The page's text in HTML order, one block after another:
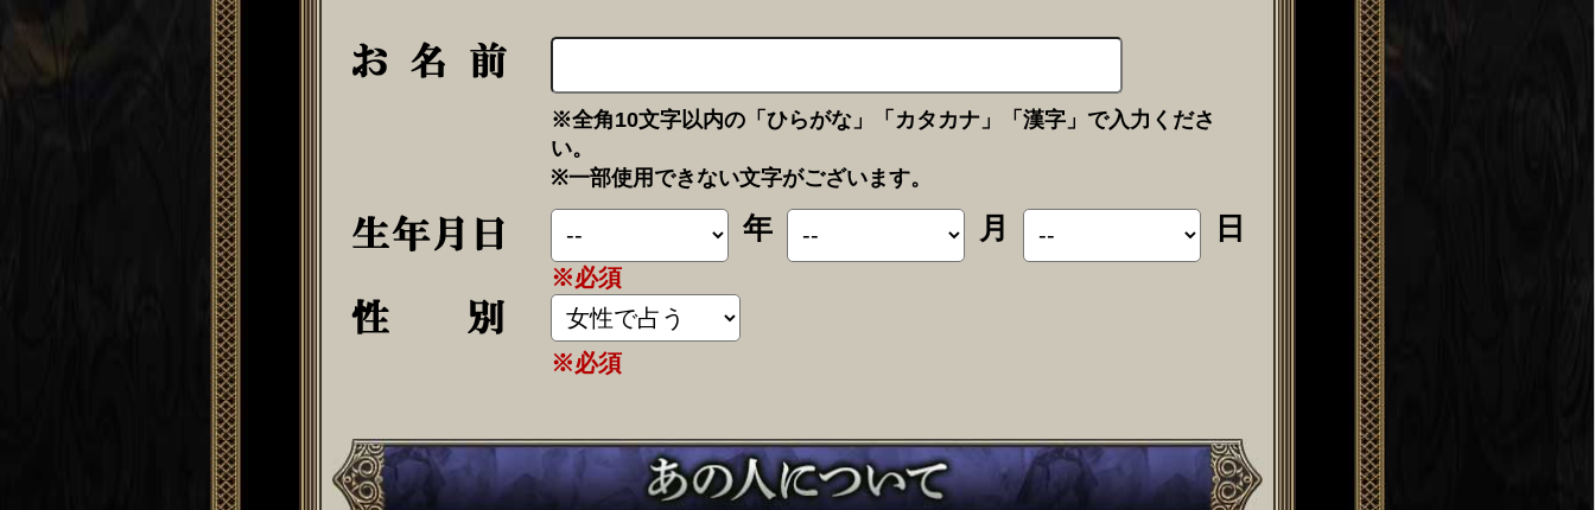
※全角10文字以内の「ひらがな」「カタカナ」「漢字」で入力くださ
い。
※一部使用できない文字がございます。
年 月 日
※必須
※必須